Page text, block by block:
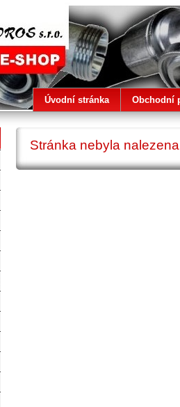
Obchodní
Úvodní stránka
Stránka nebyla